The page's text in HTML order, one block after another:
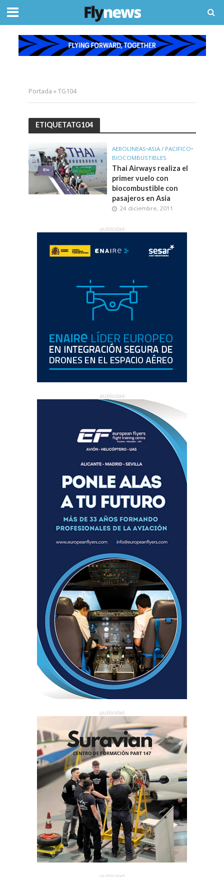
Portada »TG104
ETIQUETATG104
AEROLINEAS•ASIA / PACIFICO•
BIOCOMBUSTIBLES
Thai Airways realiza el
primer vuelo con
biocombustible con
pasajeros en Asia
24 diciembre, 2011